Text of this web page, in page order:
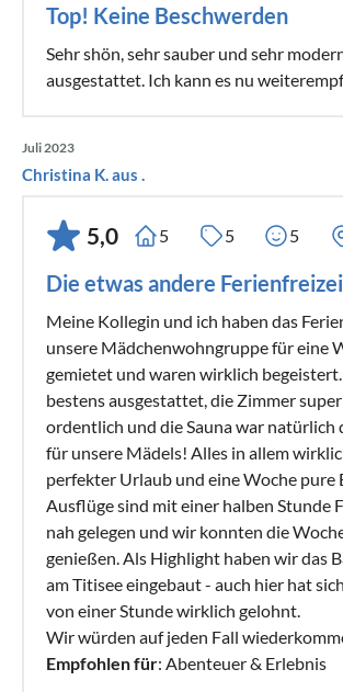
Top! Keine Beschwerden
Sehr shön, sehr sauber und sehr
ausgestattet. Ich kann es nu
Juli 2023
Christina K. aus .
5,0 5 5 5
Die etwas andere
Meine Kollegin und ich haben das
unsere Mädchenwohngruppe für eine
gemietet und waren wirklich
bestens ausgestattet, die Zimmer
ordentlich und die Sauna war natürlich
für unsere Mädels! Alles in allem
perfekter Urlaub und eine Woche pure
Ausflüge sind mit einer halben Stunde
nah gelegen und wir konnten die
genießen. Als Highlight haben wir das
am Titisee eingebaut - auch hier hat
von einer Stunde wirklich gelohnt.
Wir würden auf jeden Fall
Empfohlen für: Abenteuer & Erlebnis